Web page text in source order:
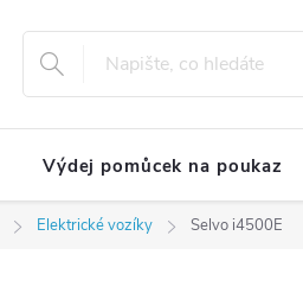
Výdej pomůcek na poukaz
Elektrické vozíky Selvo i4500E